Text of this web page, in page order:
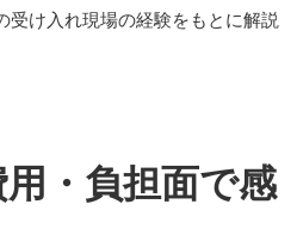
受け入れ現場の経験をもとに解説
・負担面で感